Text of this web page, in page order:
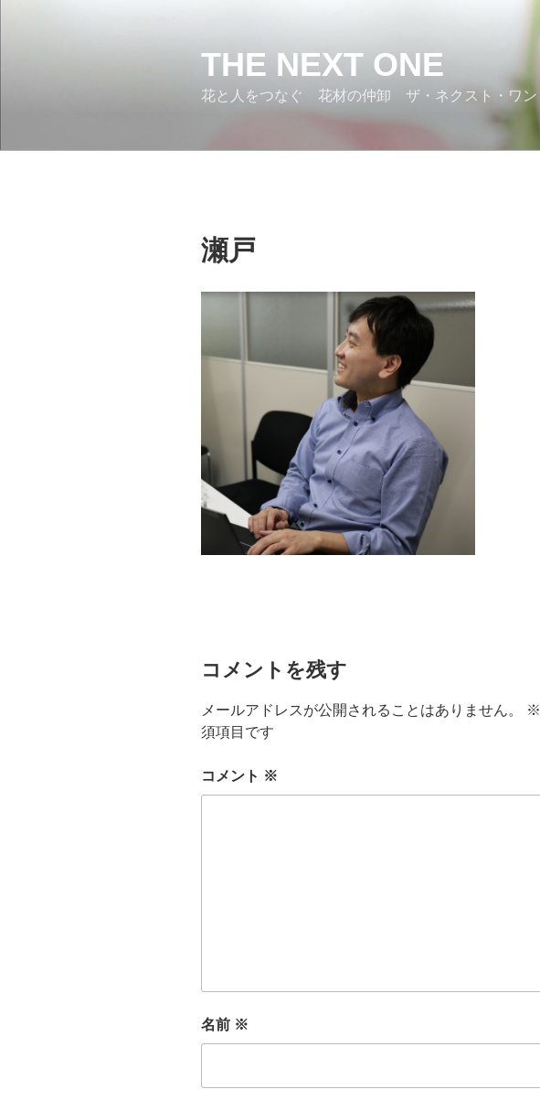
THE NEXT ONE
花と人をつなぐ 花材の仲卸 ザ・ネクスト・ワン
瀬戸
コメントを残す
メールアドレスが公開されることはありません。 ※
須項目です
コメント ※
名前 ※